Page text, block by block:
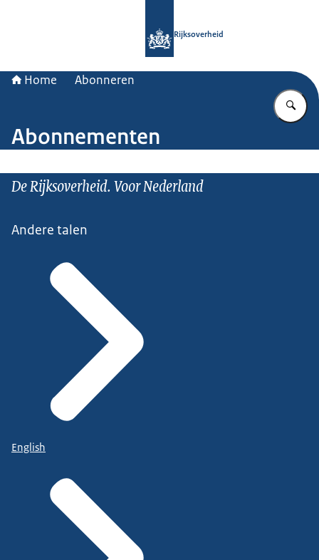
Rijksoverheid
Home Abonneren
Abonnementen
De Rijksoverheid. Voor Nederland
Andere talen
English